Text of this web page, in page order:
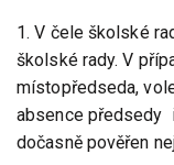
1. V čele školské
školské rady. V
místopředseda,
absence předsedy
dočasně pověřen